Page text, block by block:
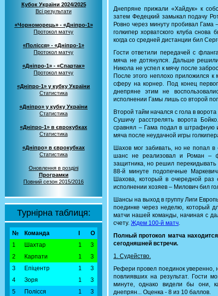
Кубок України 2024/2025
Всі результати
«Чорноморець» - «Дніпро-1»
Протокол матчу
«Полісся» - «Дніпро-1»
Протокол матчу
«Дніпро-1» - «Спартак»
Протокол матчу
«Дніпро-1» у кубку України
Статистика
«Дніпро» у кубку України
Статистика
«Дніпро-1» в єврокубках
Статистика
«Дніпро» в єврокубках
Статистика
Оновлення в розділі
Програмки
Повний сезон 2015/2016
Турнірна таблиця:
№ Команда
О
1
Шахтар 1
3
2
Карпати 1
3
3
Епіцентр 1
3
4
Зоря 1
3
5
Полісся 1
3
Днепряне прижали «Хайдук» к
затем Федецкий замыкал подачу
Ровно через минуту пробивал
голкипер хорватского клуба
когда со средней дистанции бил
Гости ответили передачей с
мяча не дотянулся. Дальше
Никола не успел к мячу после
После этого неплохо приложился
сферу на корнер. Под конец
днепряне этим не
исполнении Гамы лишь со второй
Второй тайм начался с гола в
Сушичу расстрелять ворота
сравнял – Гама подал в штрафную
мяча после неудачной игры
Шахов мог забивать, но не попал в
шанс не реализовал и Роман –
защитника, но решил
88-й минуте подопечные
Шахова, который в очередной
исполнении хозяев – Милович бил
Шансы на выход в группу Лиги
поединке через неделю, который
матчи нашей команды, начиная с
счету. Ждем 100-й матч.
Полный протокол матча
сегодняшней встречи.
1. Судейство.
Рефери провел поединок
повлиявших на результат. Гости
минуте, однако видели бы они,
днепрян... Оценка - 8 из 10 баллов.